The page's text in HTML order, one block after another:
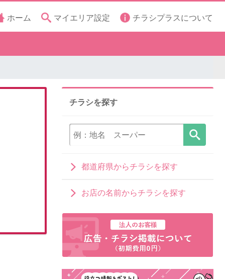
ホーム マイエリア設定 チラシプラスについて
チラシを探す
都道府県からチラシを探す
お店の名前からチラシを探す